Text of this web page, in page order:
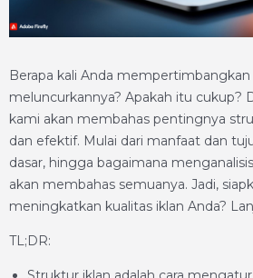
Berapa kali Anda
meluncurkannya? Apakah itu cukup?
kami akan membahas pentingnya
dan efektif. Mulai dari manfaat dan
dasar, hingga bagaimana
akan membahas semuanya. Jadi,
meningkatkan kualitas iklan Anda?
TL;DR: